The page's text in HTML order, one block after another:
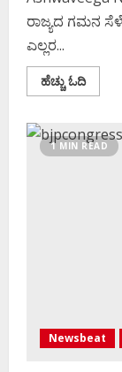
ರಾಜ್ಯದ ಗಮನ
ಎಲ್ಲರ...
ಹೆಚ್ಚು ಓದಿRead
more
?
1 MIN READ
Newsbeat